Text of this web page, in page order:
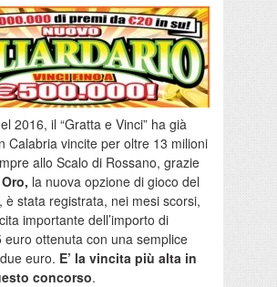
2016, il “Gratta e Vinci” ha già
Calabria vincite per oltre 13 milioni
allo Scalo di Rossano, grazie
la nuova opzione di gioco del
, è stata registrata, nei mesi scorsi,
importante dell’importo di
euro ottenuta con una semplice
euro. E’ la vincita più alta in
concorso.